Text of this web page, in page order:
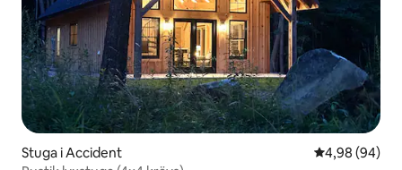
Stuga i Accident 4,98 av 5 i
4,98 (94)